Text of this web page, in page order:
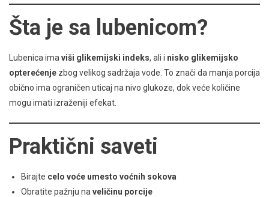
Šta je sa lubenicom?
Lubenica ima viši glikemijski indeks, ali i nisko glikemijsko
opterećenje zbog velikog sadržaja vode. To znači da manja porcija
obično ima ograničen uticaj na nivo glukoze, dok veće količine
mogu imati izraženiji efekat.
Praktični saveti
Birajte celo voće umesto voćnih sokova
Obratite pažnju na veličinu porcije